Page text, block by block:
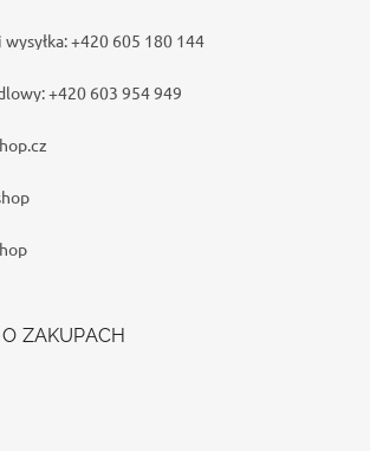
wysyłka: +420 605 180 144
+420 603 954 949
ZAKUPACH